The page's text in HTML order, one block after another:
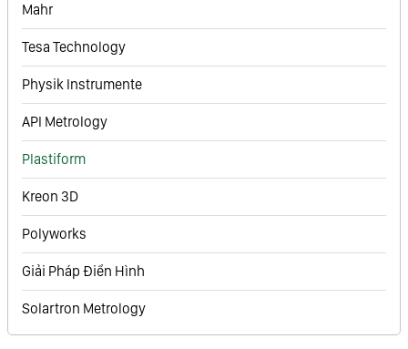
Mahr
Tesa Technology
Physik Instrumente
API Metrology
Plastiform
Kreon 3D
Polyworks
Giải Pháp Điển Hình
Solartron Metrology